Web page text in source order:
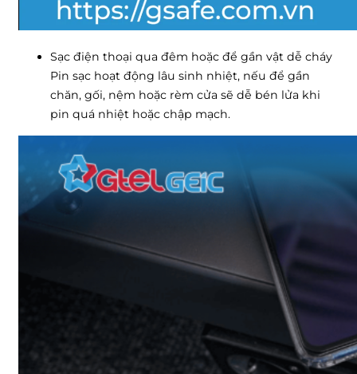
Sạc điện thoại qua đêm hoặc để gần vật dễ cháy
Pin sạc hoạt động lâu sinh nhiệt, nếu để gần
chăn, gối, nệm hoặc rèm cửa sẽ dễ bén lửa khi
pin quá nhiệt hoặc chập mạch.